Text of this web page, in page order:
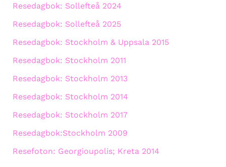
Resedagbok: Sollefteå 2024
Resedagbok: Sollefteå 2025
Resedagbok: Stockholm & Uppsala 2015
Resedagbok: Stockholm 2011
Resedagbok: Stockholm 2013
Resedagbok: Stockholm 2014
Resedagbok: Stockholm 2017
Resedagbok:Stockholm 2009
Resefoton: Georgioupolis; Kreta 2014